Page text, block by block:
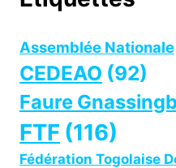
Assemblée Nationale
CEDEAO (92)
Faure
FTF (116)
Fédération Togolaise